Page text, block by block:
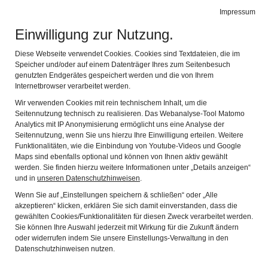
Impressum
Einwilligung zur Nutzung.
Diese Webseite verwendet Cookies. Cookies sind Textdateien, die im
Speicher und/oder auf einem Datenträger Ihres zum Seitenbesuch
genutzten Endgerätes gespeichert werden und die von Ihrem
Internetbrowser verarbeitet werden.
Wir verwenden Cookies mit rein technischem Inhalt, um die
Seitennutzung technisch zu realisieren. Das Webanalyse-Tool Matomo
Analytics mit IP Anonymisierung ermöglicht uns eine Analyse der
Seitennutzung, wenn Sie uns hierzu Ihre Einwilligung erteilen. Weitere
Funktionalitäten, wie die Einbindung von Youtube-Videos und Google
Maps sind ebenfalls optional und können von Ihnen aktiv gewählt
werden. Sie finden hierzu weitere Informationen unter „Details anzeigen“
und in unseren Datenschutzhinweisen.
Wenn Sie auf „Einstellungen speichern & schließen“ oder „Alle
akzeptieren“ klicken, erklären Sie sich damit einverstanden, dass die
gewählten Cookies/Funktionalitäten für diesen Zweck verarbeitet werden.
Sie können Ihre Auswahl jederzeit mit Wirkung für die Zukunft ändern
oder widerrufen indem Sie unsere Einstellungs-Verwaltung in den
Datenschutzhinweisen nutzen.
de en
KEMPTEN-MUSEUM
IM ZUMSTEINHAUS
Informationen für
Menschen mit
Hörbehinderung und
gehörlose Menschen